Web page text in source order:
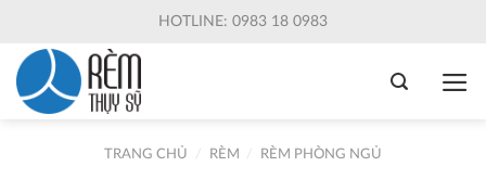
content
HOTLINE: 0983 18 0983
TRANG CHỦ RÈM RÈM PHÒNG NGỦ